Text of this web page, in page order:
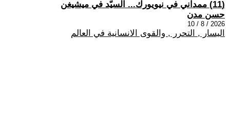
(11) ممداني في نيويورك... السيّد في ميشيغن
حسن مدن
2026 / 8 / 10
اليسار , التحرر , والقوى الانسانية في العالم